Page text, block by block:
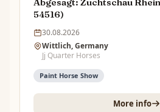
54516)
30.08.2026
Wittlich, Germany
Jj Quarter Horses
Paint Horse Show
More info